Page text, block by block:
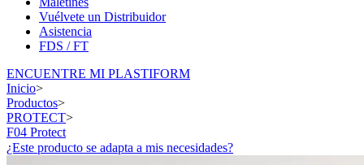
Vuélvete un Distribuidor
Asistencia
FDS / FT
ENCUENTRE MI PLASTIFORM
Inicio>
Productos>
PROTECT>
F04 Protect
¿Este producto se adapta a mis necesidades?